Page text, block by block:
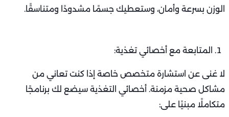
الوزن بسرعة وأمان، وستعطيك جسمًا مشدودًا ومتناسقًا.
المتابعة مع أخصائي تغذية:
لا غنى عن استشارة متخصص خاصة إذا كنت تعاني من
مشاكل صحية مزمنة. أخصائي التغذية سيضع لك برنامجًا
متكاملًا مبنيًا على: